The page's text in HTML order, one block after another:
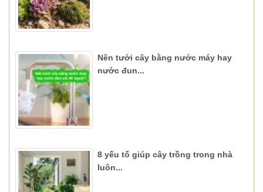
Nên tưới cây bằng nước máy hay
nước đun...
8 yếu tố giúp cây trồng trong nhà
luôn...